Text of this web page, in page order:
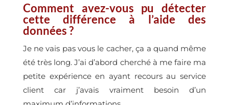
Comment avez-vous pu détecter
cette différence à l’aide des
données ?
Je ne vais pas vous le cacher, ça a quand même
été très long. J’ai d’abord cherché à me faire ma
petite expérience en ayant recours au service
client car j’avais vraiment besoin d’un